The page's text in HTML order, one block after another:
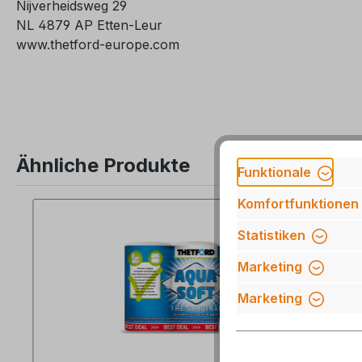
Nijverheidsweg 29
NL 4879 AP Etten-Leur
www.thetford-europe.com
Ähnliche Produkte
16 %
Funktionale
Komfortfunktionen
Statistiken
Marketing
Marketing